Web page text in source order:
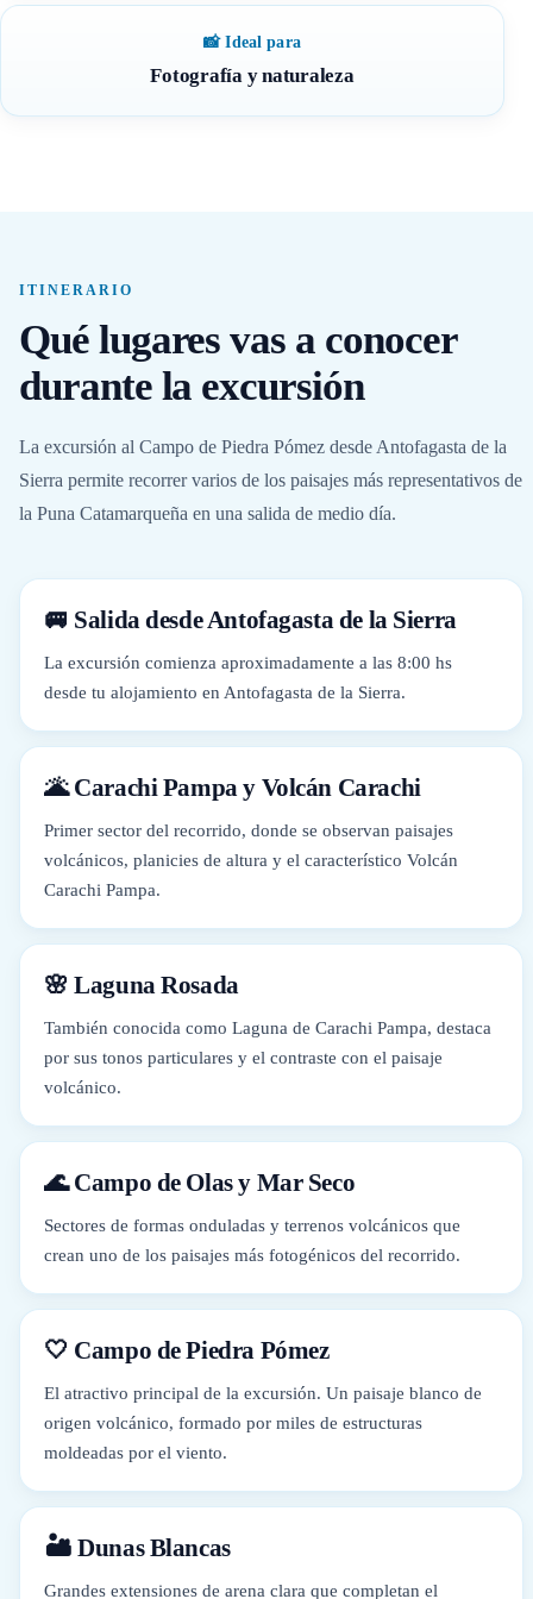
📸 Ideal para
Fotografía y naturaleza
ITINERARIO
Qué lugares vas a conocer
durante la excursión
La excursión al Campo de Piedra Pómez desde Antofagasta de la
Sierra permite recorrer varios de los paisajes más representativos de
la Puna Catamarqueña en una salida de medio día.
🚐 Salida desde Antofagasta de la Sierra
La excursión comienza aproximadamente a las 8:00 hs
desde tu alojamiento en Antofagasta de la Sierra.
🌋 Carachi Pampa y Volcán Carachi
Primer sector del recorrido, donde se observan paisajes
volcánicos, planicies de altura y el característico Volcán
Carachi Pampa.
🌸 Laguna Rosada
También conocida como Laguna de Carachi Pampa, destaca
por sus tonos particulares y el contraste con el paisaje
volcánico.
🌊 Campo de Olas y Mar Seco
Sectores de formas onduladas y terrenos volcánicos que
crean uno de los paisajes más fotogénicos del recorrido.
🤍 Campo de Piedra Pómez
El atractivo principal de la excursión. Un paisaje blanco de
origen volcánico, formado por miles de estructuras
moldeadas por el viento.
🏜 Dunas Blancas
Grandes extensiones de arena clara que completan el